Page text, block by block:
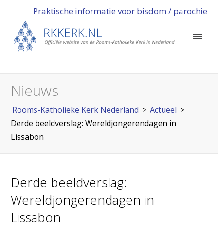
Praktische informatie voor bisdom / parochie
Nieuws
Rooms-Katholieke Kerk Nederland > Actueel >
Derde beeldverslag: Wereldjongerendagen in
Lissabon
Derde beeldverslag:
Wereldjongerendagen in
Lissabon